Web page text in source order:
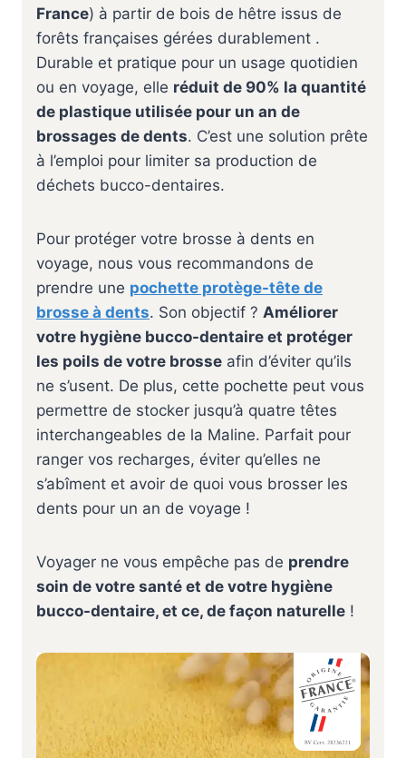
France) à partir de bois de hêtre issus de
forêts françaises gérées durablement .
Durable et pratique pour un usage quotidien
ou en voyage, elle réduit de 90% la quantité
de plastique utilisée pour un an de
brossages de dents. C’est une solution prête
à l’emploi pour limiter sa production de
déchets bucco-dentaires.
Pour protéger votre brosse à dents en
voyage, nous vous recommandons de
prendre une pochette protège-tête de
brosse à dents. Son objectif ? Améliorer
votre hygiène bucco-dentaire et protéger
les poils de votre brosse afin d’éviter qu’ils
ne s’usent.️ De plus, cette pochette peut vous
permettre de stocker jusqu’à quatre têtes
interchangeables de la Maline. Parfait pour
ranger vos recharges, éviter qu’elles ne
s’abîment et avoir de quoi vous brosser les
dents pour un an de voyage !
Voyager ne vous empêche pas de prendre
soin de votre santé et de votre hygiène
bucco-dentaire, et ce, de façon naturelle !